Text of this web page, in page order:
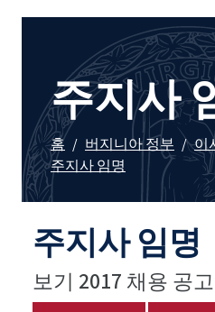
주지사
홈 / 버지니아 정부 / 이
주지사 임명
주지사 임명
보기 2017 채용 공고